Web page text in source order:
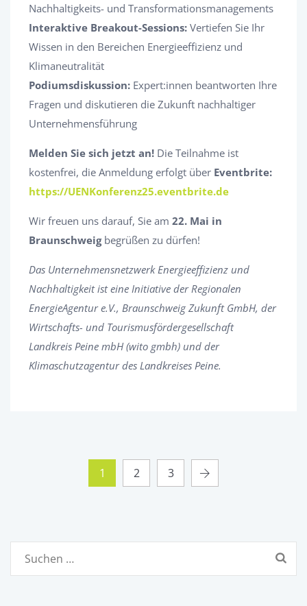
Nachhaltigkeits- und Transformationsmanagements
Interaktive Breakout-Sessions: Vertiefen Sie Ihr
Wissen in den Bereichen Energieeffizienz und
Klimaneutralität
Podiumsdiskussion: Expert:innen beantworten Ihre
Fragen und diskutieren die Zukunft nachhaltiger
Unternehmensführung
Melden Sie sich jetzt an! Die Teilnahme ist
kostenfrei, die Anmeldung erfolgt über Eventbrite:
https://UENKonferenz25.eventbrite.de
Wir freuen uns darauf, Sie am 22. Mai in
Braunschweigbegrüßen zu dürfen!
Das Unternehmensnetzwerk Energieeffizienz und
Nachhaltigkeit ist eine Initiative der Regionalen
EnergieAgentur e.V., Braunschweig Zukunft GmbH, der
Wirtschafts- und Tourismusfördergesellschaft
Landkreis Peine mbH (wito gmbh) und der
Klimaschutzagentur des Landkreises Peine.
1 2 3